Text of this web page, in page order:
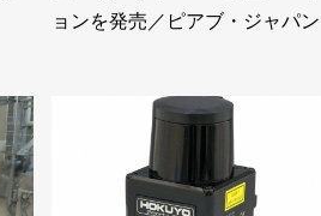
ョンを発売／ピアブ・ジャパン